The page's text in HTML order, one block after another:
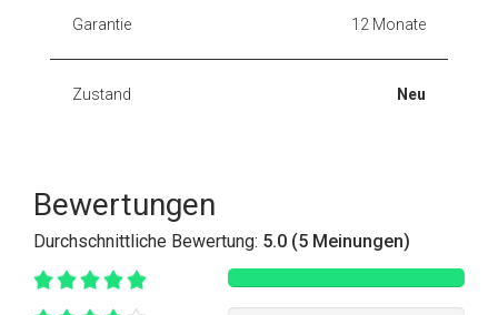
Garantie 12 Monate
Zustand Neu
Bewertungen
Durchschnittliche Bewertung: 5.0 (5 Meinungen)